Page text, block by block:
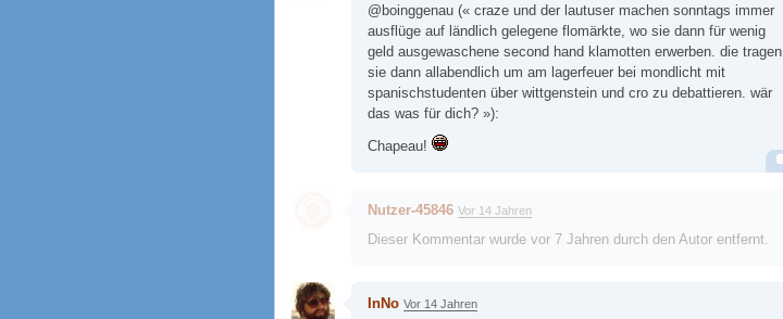
@boinggenau (« craze und der lautuser machen sonntags immer
ausflüge auf ländlich gelegene flomärkte, wo sie dann für wenig
geld ausgewaschene second hand klamotten erwerben. die tragen
sie dann allabendlich um am lagerfeuer bei mondlicht mit
spanischstudenten über wittgenstein und cro zu debattieren. wär
das was für dich? »):
Chapeau!
Nutzer-45846 Vor 14 Jahren
Dieser Kommentar wurde vor 7 Jahren durch den Autor entfernt.
InNo Vor 14 Jahren